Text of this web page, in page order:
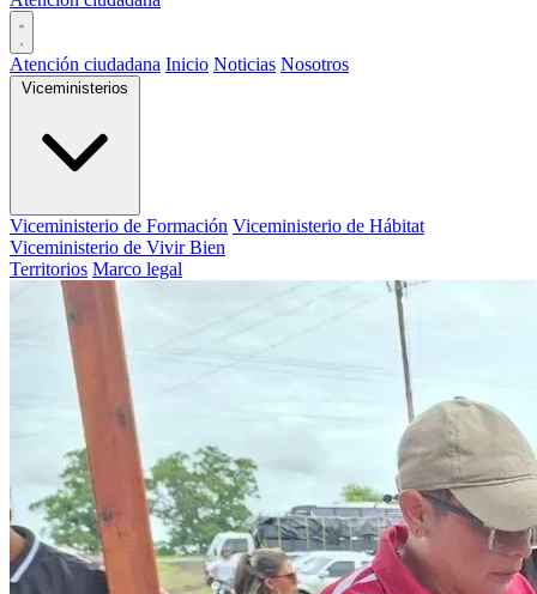
Atención ciudadana Inicio Noticias Nosotros
Viceministerios
Viceministerio de Formación Viceministerio de Hábitat
Viceministerio de Vivir Bien
Territorios Marco legal